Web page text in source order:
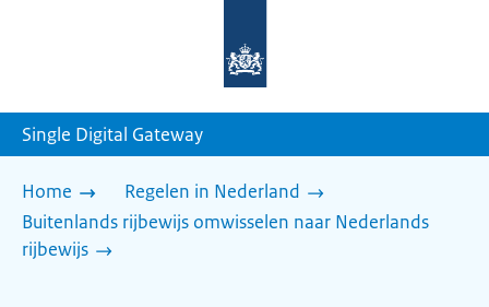
homepage
Single Digital Gateway
Home
Regelen in Nederland
Buitenlands rijbewijs omwisselen naar Nederlands
rijbewijs